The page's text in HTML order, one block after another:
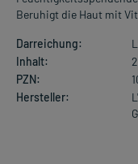
Beruhigt die Haut mit
Darreichung:
Inhalt:
PZN:
Hersteller: